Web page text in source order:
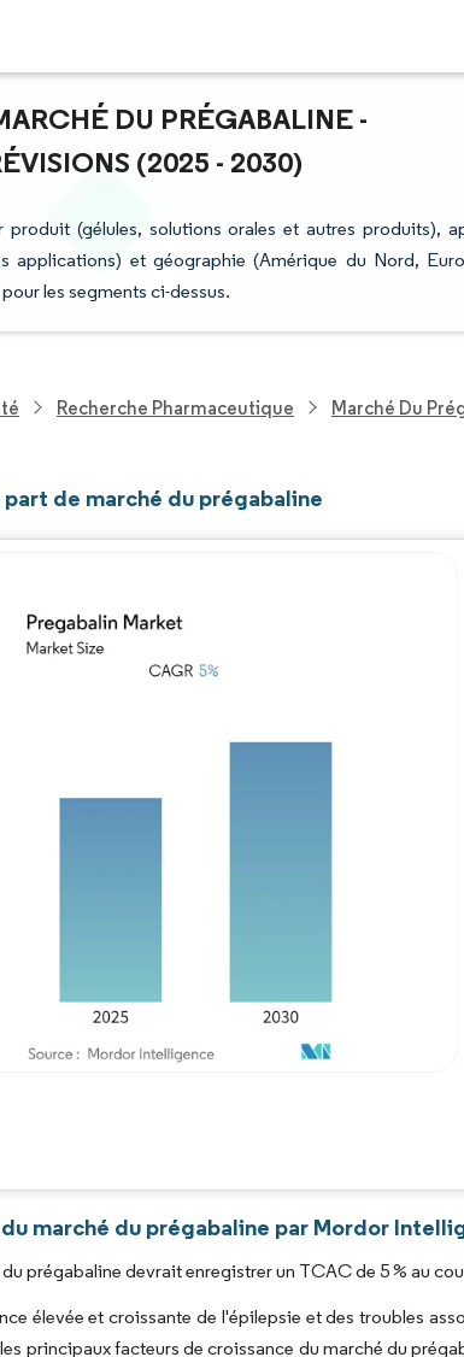
DU PRÉGABALINE -
(2025 - 2030)
(gélules, solutions orales et autres produits),
applications) et géographie (Amérique du Nord,
les segments ci-dessus.
Recherche Pharmaceutique Marché Du
de marché du prégabaline
marché du prégabaline par Mordor
prégabaline devrait enregistrer un TCAC de 5 % au
élevée et croissante de l'épilepsie et des troubles
principaux facteurs de croissance du marché du